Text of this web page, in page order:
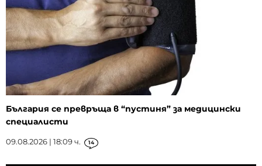
България се превръща в “пустиня” за медицински
специалисти
09.08.2026 | 18:09 ч. 14